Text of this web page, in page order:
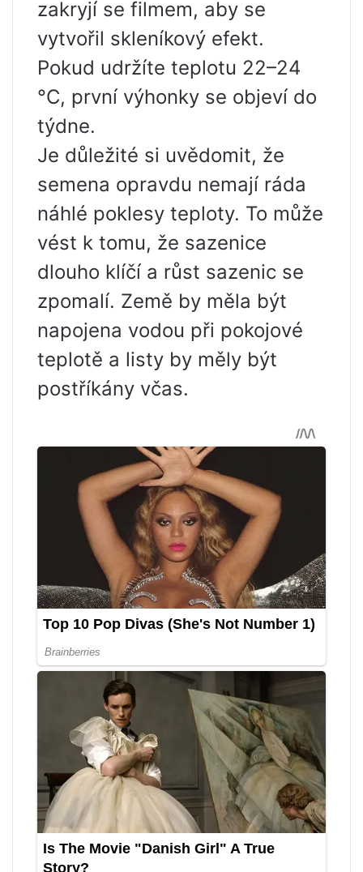
zakryjí se filmem, aby se
vytvořil skleníkový efekt.
Pokud udržíte teplotu 22–24
°C, první výhonky se objeví do
týdne.
Je důležité si uvědomit, že
semena opravdu nemají ráda
náhlé poklesy teploty. To může
vést k tomu, že sazenice
dlouho klíčí a růst sazenic se
zpomalí. Země by měla být
napojena vodou při pokojové
teplotě a listy by měly být
postříkány včas.